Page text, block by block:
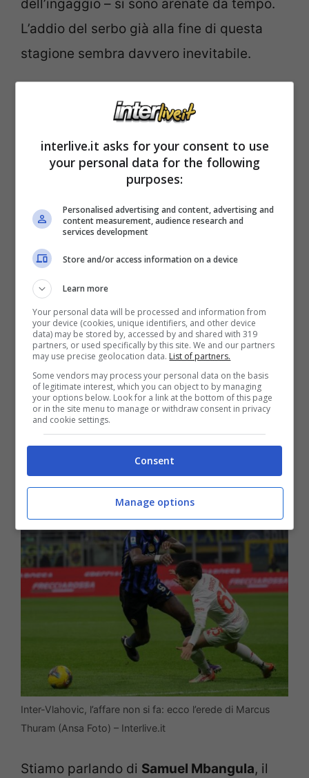
dell’ingaggio – si sono arenate da tempo.
L’addio del serbo già alla fine di questa
stagione sembra davvero inevitabile.
Inter-Vlahovic, l’affare non si
fa: ecco l’erede di Marcus
Thuram
Marcus Thuram, corteggiatissimo da
mezza Europa e portatore di una clausola
rescissoria di 85 milioni che parecchi
sembrano disposti ad onorare, l’Inter non
sta pensando aVlahovic, come suggerito
da alcunirumorslanciati nell’etere nella
prima settimana di marzo. Il possibile
erede del formidabile attaccante francese
veste comunque la maglia bianconera ed è
all’ottimo impatto avuto quest’anno.
Inter-Vlahovic, l’affare non si fa: ecco l’erede di Marcus
Thuram (Ansa Foto) – Interlive.it
Stiamo parlando di Samuel Mbangula, il
interlive.it asks for your consent to use
your personal data for the following
purposes:
Personalised advertising and content, advertising and
content measurement, audience research and
services development
Store and/or access information on a device
Learn more
Your personal data will be processed and information from
your device (cookies, unique identifiers, and other device
data) may be stored by, accessed by and shared with 319
partners, or used specifically by this site. We and our partners
may use precise geolocation data. List of partners.
Some vendors may process your personal data on the basis
of legitimate interest, which you can object to by managing
your options below. Look for a link at the bottom of this page
or in the site menu to manage or withdraw consent in privacy
and cookie settings.
Consent
Manage options